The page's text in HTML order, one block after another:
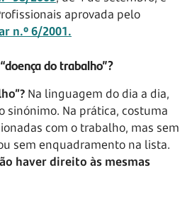
aprovada pelo
n.º 6/2001.
do trabalho”?
Na linguagem do dia a dia,
sinónimo. Na prática, costuma
com o trabalho, mas sem
sem enquadramento na lista.
haver direito às mesmas